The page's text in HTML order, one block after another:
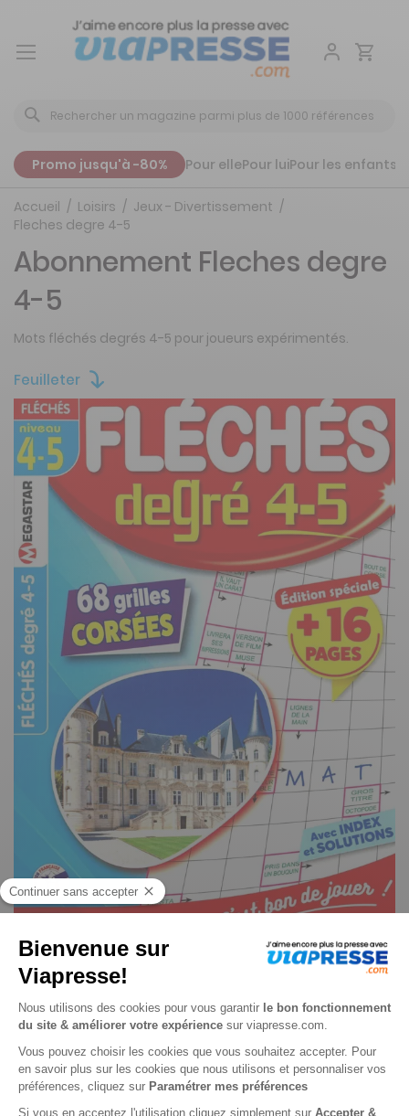
Aller
Promo jusqu'à -80% Pour ellePour luiPour les enfants
Accueil Loisirs
Jeux - Divertissement
Fleches degre 4-5
Feuilleter
Fleches degre 4-5 n° 164
Abonnement Fleches degre
4-5
Mots fléchés degrés 4-5 pour joueurs expérimentés.
Je choisis un support
Papier